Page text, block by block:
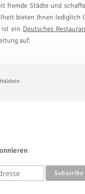
fremde Städte und
bieten Ihnen lediglich
ist ein Deutsches
auf.